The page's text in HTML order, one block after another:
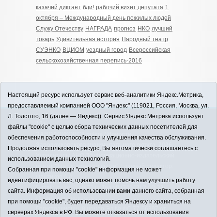
казачий диктант бди! рабочий визит депутата 1
октября – Международный день пожилых людей
Служу Отечеству НАГРАДА прогноз НКО лучший
токарь Удивительная история Народный театр
СУЭНКО ВЦИОМ уездный город Всероссийская
сельскохозяйственная перепись-2016
12+
ЗАВОДОУКОВСК online / Новости
Заводоуковского муниципального округа, 2026
Учредитель: АНО "Информационно-издательский
центр "Заводоуковские вести". Главный редактор:
E-mail:
zavest@obl72.ru
Тел.: 8 (34542) 2-10-33
Политика оператора
Регистрационный номер Эл № ФС 77-66397 от
Настоящий ресурс использует сервис веб-аналитики Яндекс.Метрика,
предоставляемый компанией ООО "Яндекс" (119021, Россия, Москва, ул.
Л. Толстого, 16 (далее — Яндекс)). Сервис Яндекс.Метрика использует
файлы "cookie" с целью сбора технических данных посетителей для
обеспечения работоспособности и улучшения качества обслуживания.
Продолжая использовать ресурс, Вы автоматически соглашаетесь с
использованием данных технологий.
Собранная при помощи "cookie" информация не может
идентифицировать вас, однако может помочь нам улучшить работу
сайта. Информация об использовании вами данного сайта, собранная
при помощи "cookie", будет передаваться Яндексу и храниться на
серверах Яндекса в РФ. Вы можете отказаться от использования